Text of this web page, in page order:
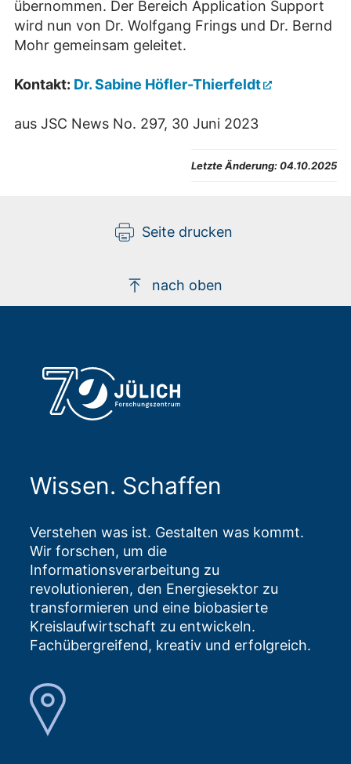
übernommen. Der Bereich Application Support
wird nun von Dr. Wolfgang Frings und Dr. Bernd
Mohr gemeinsam geleitet.
Kontakt: Dr. Sabine Höfler-Thierfeldt
aus JSC News No. 297, 30 Juni 2023
Letzte Änderung:04.10.2025
Seite drucken
nach oben
Wissen. Schaffen
Verstehen was ist. Gestalten was kommt.
Wir forschen, um die
Informationsverarbeitung zu
revolutionieren, den Energiesektor zu
transformieren und eine biobasierte
Kreislaufwirtschaft zu entwickeln.
Fachübergreifend, kreativ und erfolgreich.